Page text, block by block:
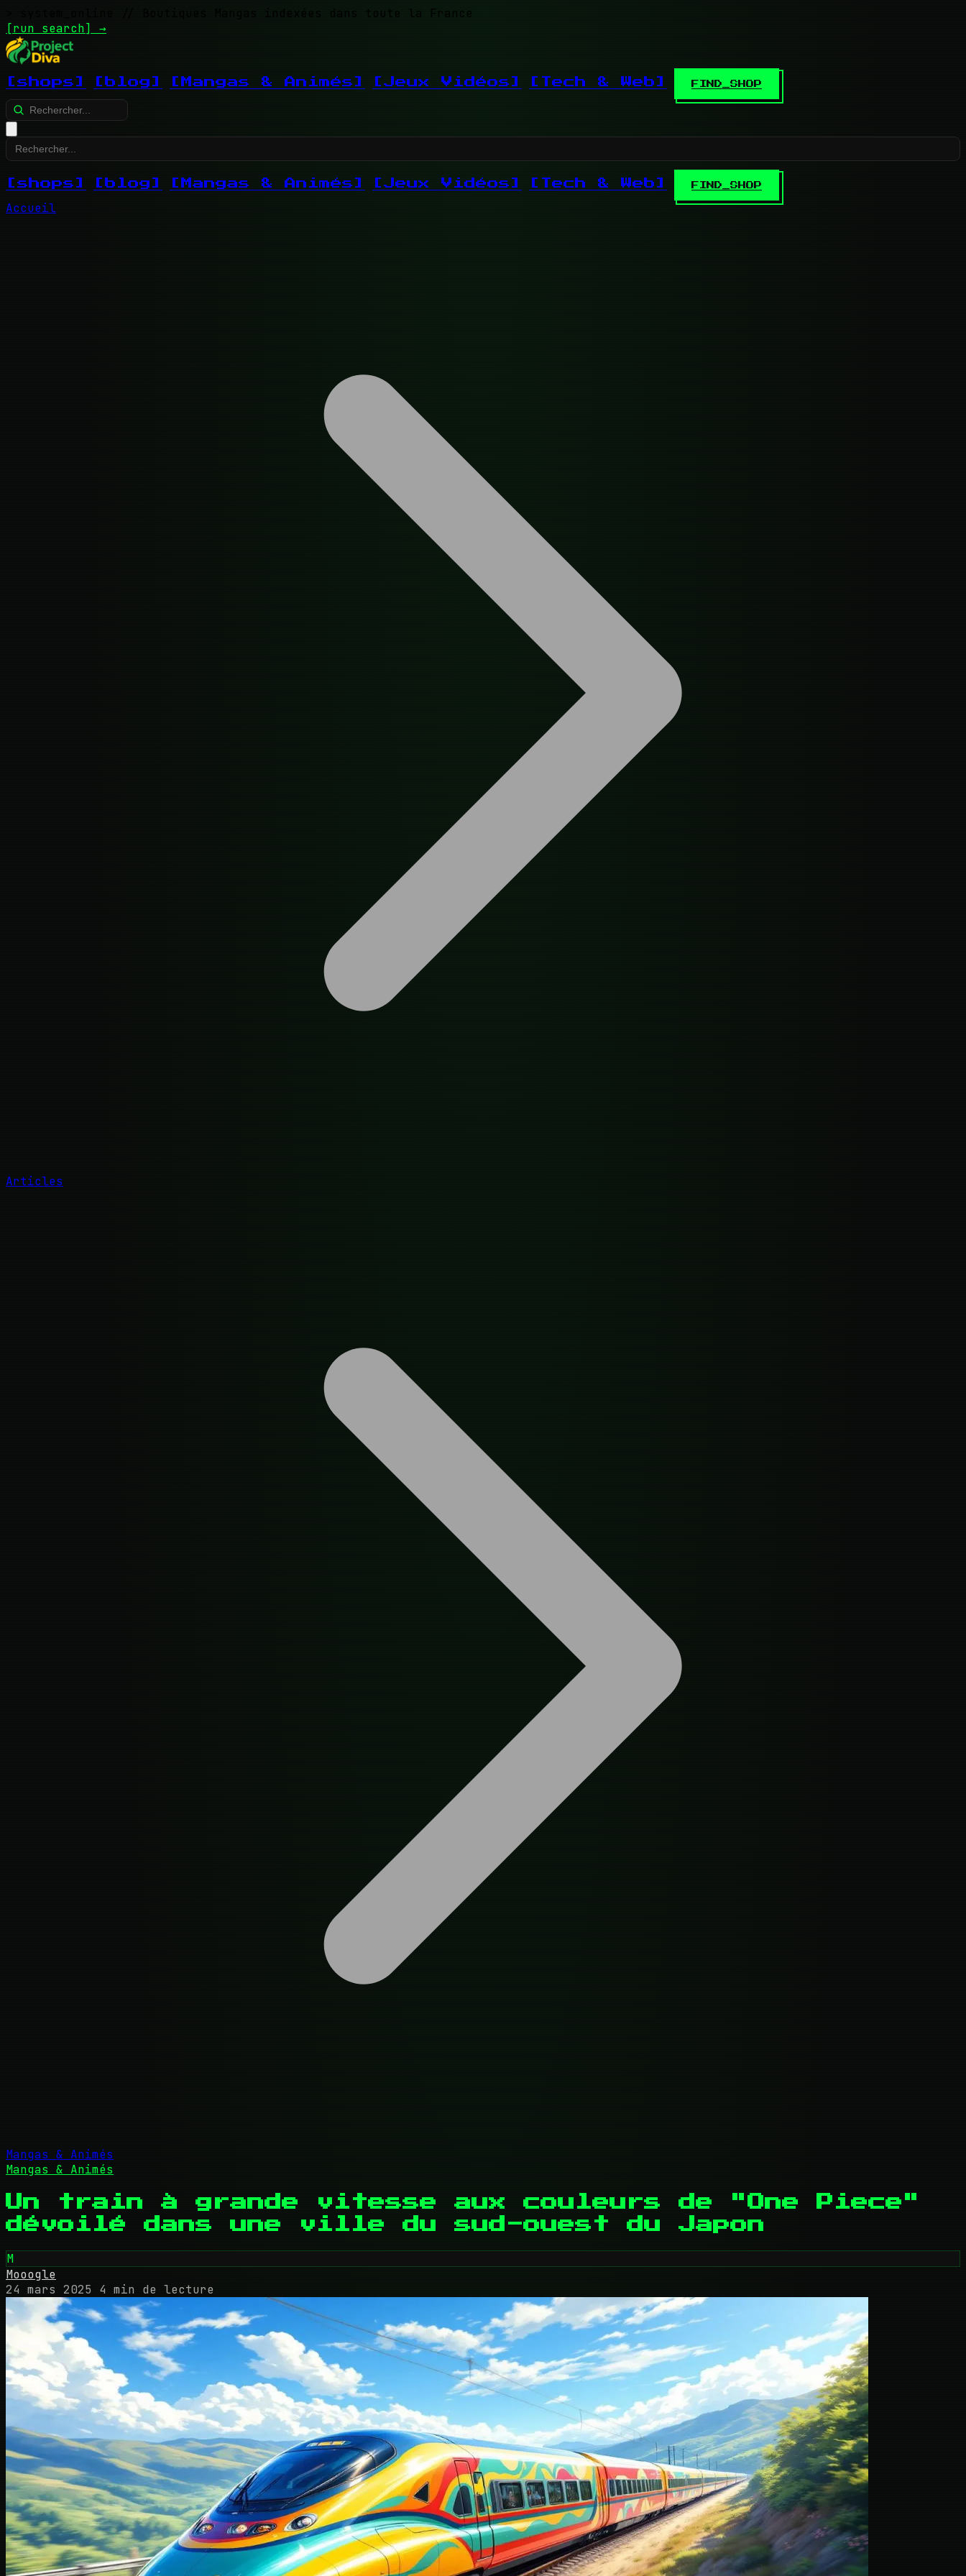
// Boutiques Mangas indexées dans toute la France
[run search] →
[shops] [blog] [Mangas & Animés] [Jeux Vidéos] [Tech & Web] FIND_SHOP
[shops] [blog] [Mangas & Animés] [Jeux Vidéos] [Tech & Web] FIND_SHOP
Accueil
Articles
Mangas & Animés
Mangas & Animés
Un train à grande vitesse aux couleurs de "One Piece"
dévoilé dans une ville du sud-ouest du Japon
M
Mooogle
24 mars 2025
4 min de lecture